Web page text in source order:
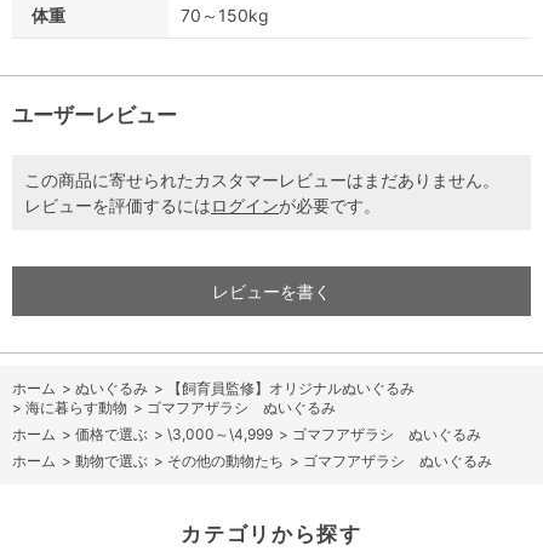
体重 70～150kg
ユーザーレビュー
この商品に寄せられたカスタマーレビューはまだありません。
レビューを評価するにはログインが必要です。
レビューを書く
ホーム > ぬいぐるみ >
【飼育員監修】オリジナルぬいぐるみ
> 海に暮らす動物 > ゴマフアザラシ ぬいぐるみ
ホーム > 価格で選ぶ > \3,000～\4,999 > ゴマフアザラシ ぬいぐるみ
ホーム > 動物で選ぶ > その他の動物たち > ゴマフアザラシ ぬいぐるみ
カテゴリから探す